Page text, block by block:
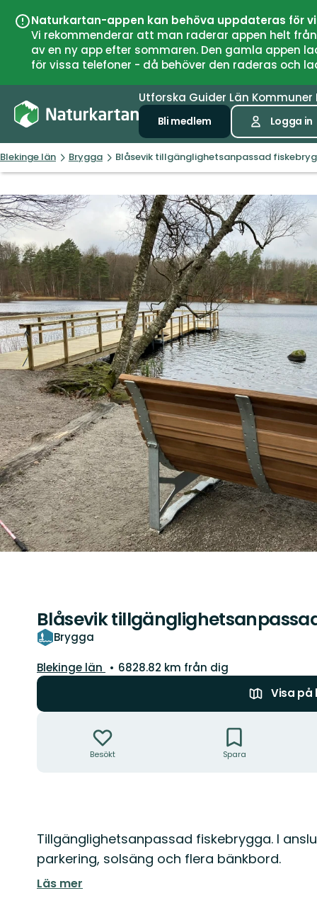
Naturkartan-appen kan behöva uppdateras för
Vi rekommenderar att man raderar appen helt
av en ny app efter sommaren. Den gamla
för vissa telefoner - då behöver den raderas och
Utforska Guider Län Kommuner
Bli medlem Logga in
Blekinge län Brygga Blåsevik tillgänglighetsanpassad
Blåsevik
Brygga
Län:
Blekinge län
6828.82 km från dig
Visa på
Besökt Spara
Beskrivning
Tillgänglighetsanpassad fiskebrygga. I
parkering, solsäng och flera bänkbord.
Läs mer